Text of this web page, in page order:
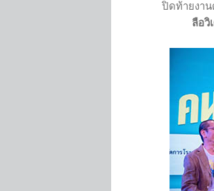
ปิดท้ายงานด้วย
ลือวิ